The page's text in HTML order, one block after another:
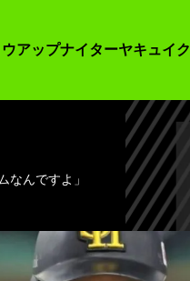
アップナイターヤキュイク
んですよ」